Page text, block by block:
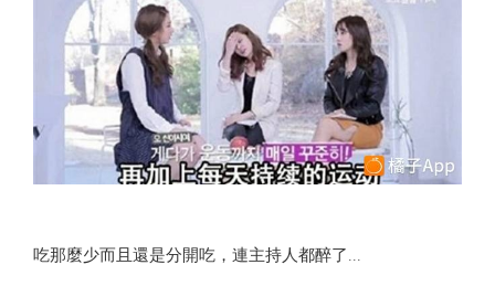
吃那麼少而且還是分開吃，連主持人都醉了...